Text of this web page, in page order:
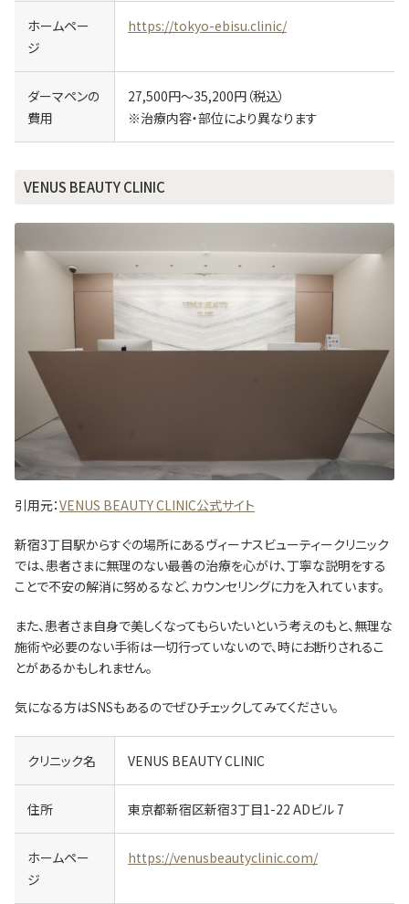
ホームペー
ジ
https://tokyo-ebisu.clinic/
ダーマペンの
費用
27,500円～35,200円（税込）
※治療内容・部位により異なります
VENUS BEAUTY CLINIC
引用元：VENUS BEAUTY CLINIC公式サイト
新宿3丁目駅からすぐの場所にあるヴィーナスビューティークリニック
では、患者さまに無理のない最善の治療を心がけ、丁寧な説明をする
ことで不安の解消に努めるなど、カウンセリングに力を入れています。
また、患者さま自身で美しくなってもらいたいという考えのもと、無理な
施術や必要のない手術は一切行っていないので、時にお断りされるこ
とがあるかもしれません。
気になる方はSNSもあるのでぜひチェックしてみてください。
クリニック名 VENUS BEAUTY CLINIC
住所 東京都新宿区新宿3丁目1-22 ADビル 7
ホームペー
ジ
https://venusbeautyclinic.com/